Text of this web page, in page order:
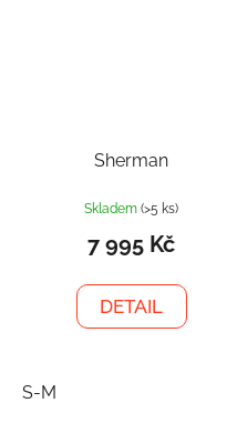
Sherman
Skladem(>5 ks)
7 995 Kč
DETAIL
S-M